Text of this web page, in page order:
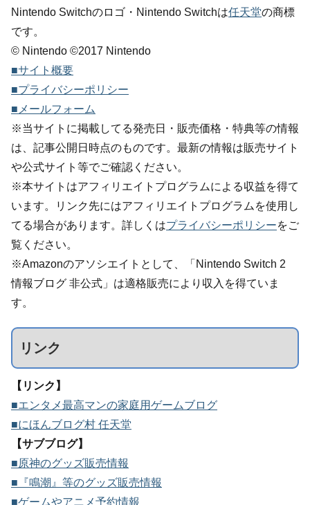
Nintendo Switchのロゴ・Nintendo Switchは任天堂の商標
です。
© Nintendo ©2017 Nintendo
■サイト概要
■プライバシーポリシー
■メールフォーム
※当サイトに掲載してる発売日・販売価格・特典等の情報
は、記事公開日時点のものです。最新の情報は販売サイト
や公式サイト等でご確認ください。
※本サイトはアフィリエイトプログラムによる収益を得て
います。リンク先にはアフィリエイトプログラムを使用し
てる場合があります。詳しくはプライバシーポリシーをご
覧ください。
※Amazonのアソシエイトとして、「Nintendo Switch 2
情報ブログ 非公式」は適格販売により収入を得ていま
す。
リンク
【リンク】
■エンタメ最高マンの家庭用ゲームブログ
■にほんブログ村 任天堂
【サブブログ】
■原神のグッズ販売情報
■『鳴潮』等のグッズ販売情報
■ゲームやアニメ予約情報